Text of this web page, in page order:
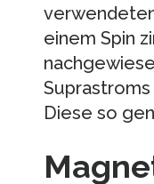
einem Spin
Diese so